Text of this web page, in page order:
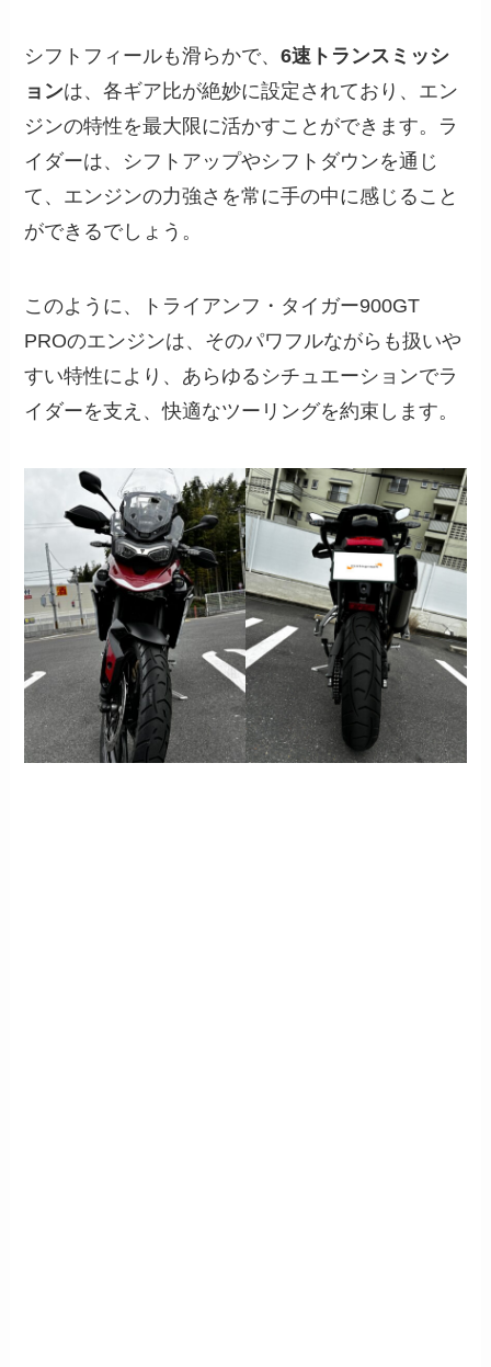
シフトフィールも滑らかで、6速トランスミッシ
ョンは、各ギア比が絶妙に設定されており、エン
ジンの特性を最大限に活かすことができます。ラ
イダーは、シフトアップやシフトダウンを通じ
て、エンジンの力強さを常に手の中に感じること
ができるでしょう。
このように、トライアンフ・タイガー900GT
PROのエンジンは、そのパワフルながらも扱いや
すい特性により、あらゆるシチュエーションでラ
イダーを支え、快適なツーリングを約束します。